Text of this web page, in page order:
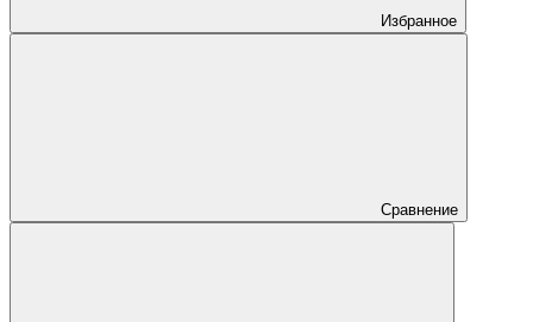
Избранное
Сравнение